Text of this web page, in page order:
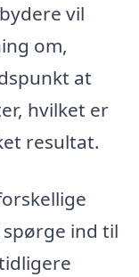
vil
om,
at
hvilket er
resultat.
ind til